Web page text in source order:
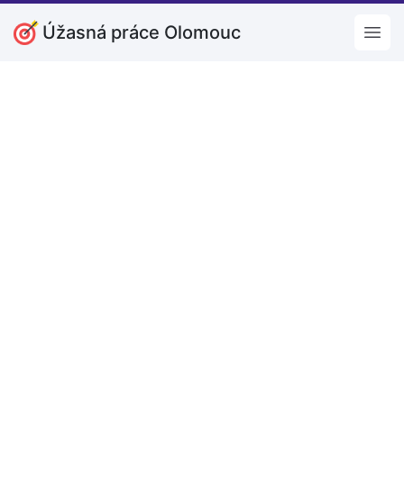
Úžasná práce Olomouc